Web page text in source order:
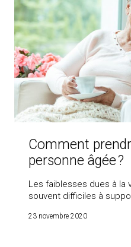
Comment
personne âgée ?
Les faiblesses dues à la
souvent difficiles à
23 novembre 2020